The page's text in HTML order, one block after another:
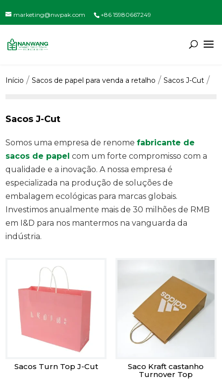
marketing@nwpak.com +86 15980667249
Início Sacos de papel para venda a retalho Sacos J-Cut
Sacos J-Cut
Somos uma empresa de renomefabricante de
sacos de papel com um forte compromisso com a
qualidade e a inovação. A nossa empresa é
especializada na produção de soluções de
embalagem ecológicas para marcas globais.
Investimos anualmente mais de 30 milhões de RMB
em I&D para nos mantermos na vanguarda da
indústria.
Sacos Turn Top J-Cut
Saco Kraft castanho
Turnover Top